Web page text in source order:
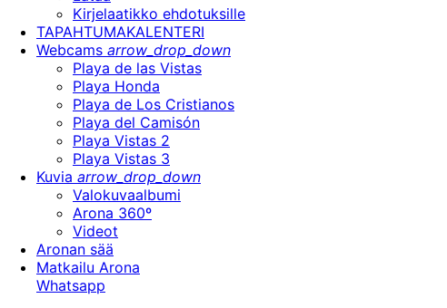
Kirjelaatikko ehdotuksille
TAPAHTUMAKALENTERI
Webcams arrow_drop_down
Playa de las Vistas
Playa Honda
Playa de Los Cristianos
Playa del Camisón
Playa Vistas 2
Playa Vistas 3
Kuvia arrow_drop_down
Valokuvaalbumi
Arona 360º
Videot
Aronan sää
Matkailu Arona
Whatsapp